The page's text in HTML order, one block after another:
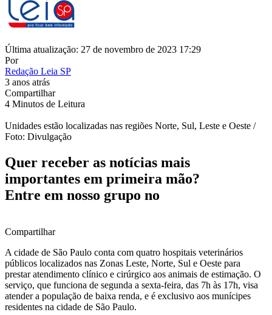
Última atualização: 27 de novembro de 2023 17:29
Por
Redação Leia SP
3 anos atrás
Compartilhar
4 Minutos de Leitura
Unidades estão localizadas nas regiões Norte, Sul, Leste e Oeste /
Foto: Divulgação
Quer receber as notícias mais
importantes em primeira mão?
Entre em nosso grupo no
Compartilhar
A cidade de São Paulo conta com quatro hospitais veterinários
públicos localizados nas Zonas Leste, Norte, Sul e Oeste para
prestar atendimento clínico e cirúrgico aos animais de estimação. O
serviço, que funciona de segunda a sexta-feira, das 7h às 17h, visa
atender a população de baixa renda, e é exclusivo aos munícipes
residentes na cidade de São Paulo.